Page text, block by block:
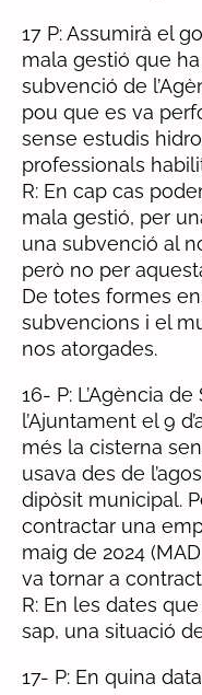
17 P: Assumirà el
mala gestió que
subvenció de
pou que es va
sense estudis
professionals
R: En cap cas
mala gestió, per
una subvenció al
però no per
De totes formes
subvencions i el
nos atorgades.
16- P: L’Agència
l’Ajuntament el 9
més la cisterna
usava des de
dipòsit municipal.
contractar una
maig de 2024
va tornar a
R: En les dates
sap, una situació
17- P: En quina